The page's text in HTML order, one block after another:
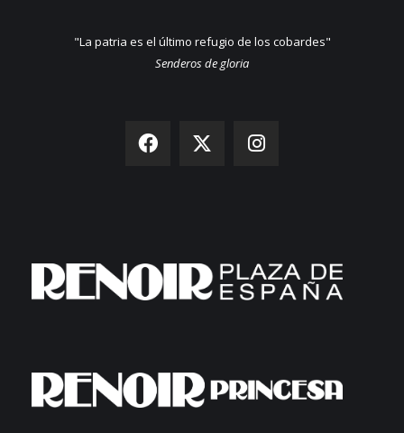
"La patria es el último refugio de los cobardes"
Senderos de gloria